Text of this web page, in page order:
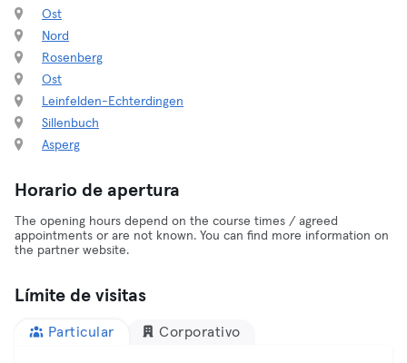
Ost
Nord
Rosenberg
Ost
Leinfelden-Echterdingen
Sillenbuch
Asperg
Horario de apertura
The opening hours depend on the course times / agreed
appointments or are not known. You can find more information on
the partner website.
Límite de visitas
Particular Corporativo